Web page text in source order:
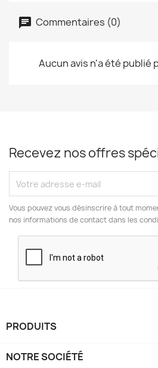
Commentaires (0)
Aucun avis n'a été publié
Recevez nos offres
Vous pouvez vous désinscrire à tout
nos informations de contact dans les
PRODUITS
NOTRE SOCIÉTÉ